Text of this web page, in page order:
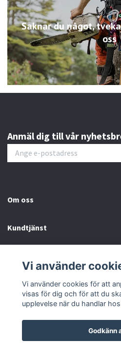
Saknar du något,
oss
Anmäl dig till vår
Om oss
Kundtjänst
Sociala medier
Vi använder
Vi använder cookies för att
visas för dig och för att du
upplevelse när du handlar
Godkänn